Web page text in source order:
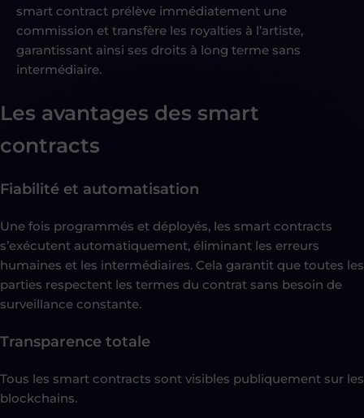
smart contract prélève immédiatement une
commission et transfère les royalties à l’artiste,
garantissant ainsi ses droits à long terme sans
intermédiaire.
Les avantages des smart
contracts
Fiabilité et automatisation
Une fois programmés et déployés, les smart contracts
s’exécutent automatiquement, éliminant les erreurs
humaines et les intermédiaires. Cela garantit que toutes les
parties respectent les termes du contrat sans besoin de
surveillance constante.
Transparence totale
Tous les smart contracts sont visibles publiquement sur les
blockchains.